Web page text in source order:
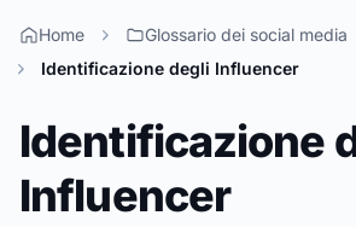
Home
Glossario dei social media
Identificazione degli Influencer
Identificazione
Influencer